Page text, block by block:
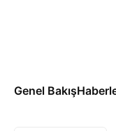
Genel Bakış